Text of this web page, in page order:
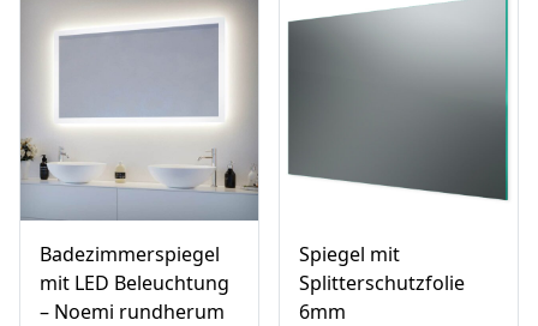
Badezimmerspiegel
mit LED Beleuchtung
– Noemi rundherum
Spiegel mit
Splitterschutzfolie
6mm